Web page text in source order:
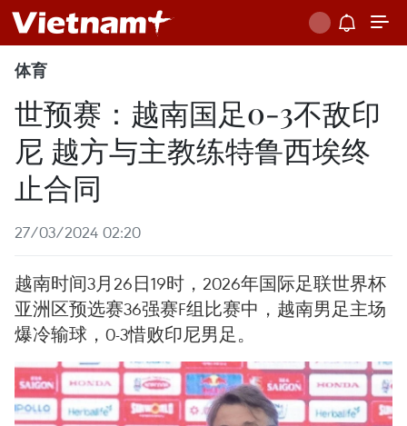
体育
世预赛：越南国足0-3不敌印
尼 越方与主教练特鲁西埃终
止合同
27/03/2024 02:20
越南时间3月26日19时，2026年国际足联世界杯
亚洲区预选赛36强赛F组比赛中，越南男足主场
爆冷输球，0-3惜败印尼男足。